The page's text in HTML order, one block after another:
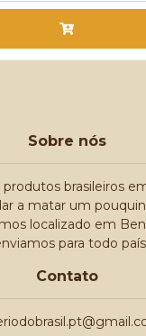
Sobre nós
brasileiros
a matar um
localizado em
para todo
Contato